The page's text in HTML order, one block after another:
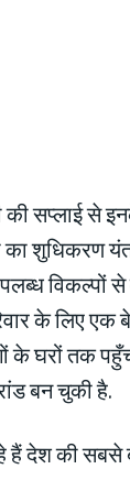
सप्लाई से
का शुधिकरण
विकल्पों से
के लिए एक
के घरों तक
बन चुकी है.
हैं देश की